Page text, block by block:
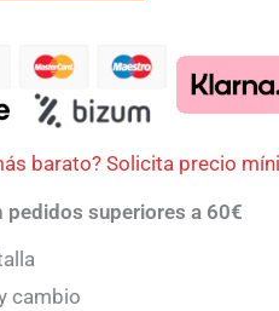
barato? Solicita precio
pedidos superiores a 60€
cambio